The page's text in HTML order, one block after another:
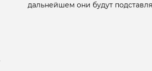
дальнейшем они будут